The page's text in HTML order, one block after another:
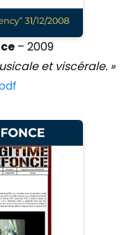
– 2009
et viscérale. »